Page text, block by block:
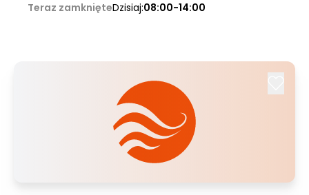
Teraz zamknięteDzisiaj:08:00-14:00